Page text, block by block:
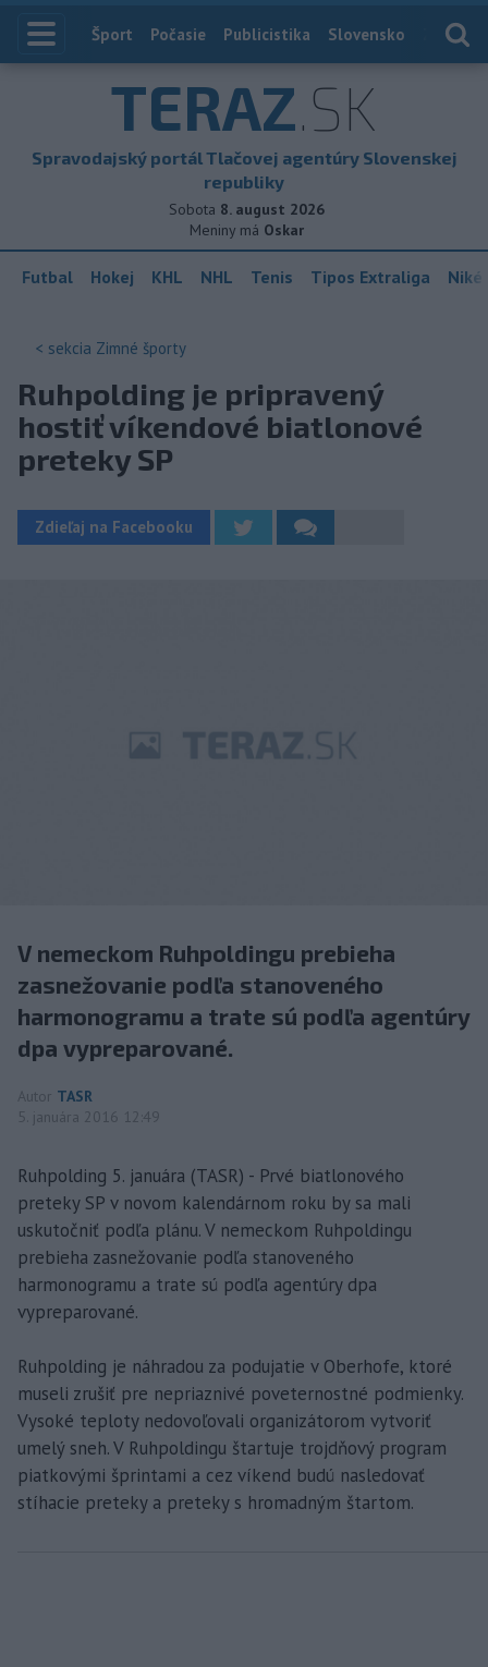
Index
Šport Počasie Publicistika Slovensko
TERAZ.SK
Spravodajský portál Tlačovej agentúry Slovenskej
republiky
Sobota 8. august 2026
Meniny má Oskar
Futbal Hokej KHL NHL Tenis Tipos Extraliga
< sekcia Zimné športy
Ruhpolding je pripravený
hostiť víkendové biatlonové
preteky SP
Zdieľaj na Facebooku
V nemeckom Ruhpoldingu prebieha
zasnežovanie podľa stanoveného
harmonogramu a trate sú podľa agentúry
dpa vypreparované.
Autor TASR
5. januára 2016 12:49
Ruhpolding 5. januára (TASR) - Prvé biatlonového
preteky SP v novom kalendárnom roku by sa mali
uskutočniť podľa plánu. V nemeckom Ruhpoldingu
prebieha zasnežovanie podľa stanoveného
harmonogramu a trate sú podľa agentúry dpa
vypreparované.
Ruhpolding je náhradou za podujatie v Oberhofe, ktoré
museli zrušiť pre nepriaznivé poveternostné podmienky.
Vysoké teploty nedovoľovali organizátorom vytvoriť
umelý sneh. V Ruhpoldingu štartuje trojdňový program
piatkovými šprintami a cez víkend budú nasledovať
stíhacie preteky a preteky s hromadným štartom.